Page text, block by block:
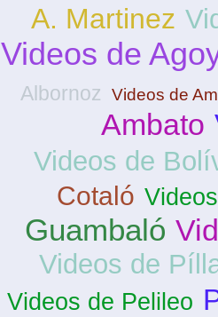
A. Martinez
Videos de
Albornoz Videos de
Ambato
Videos de
Cotaló
Guambaló
Videos de
Videos de Pelileo